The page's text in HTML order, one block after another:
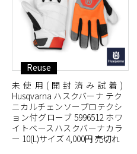
Reuse
未使用(開封済み試着)
Husqvarna ハスクバーナ テク
ニカルチェンソープロテクシ
ョン付グローブ 5996512 ホワ
イトベースハスクバーナカラ
ー 10(L)サイズ 4,000円 売切れ